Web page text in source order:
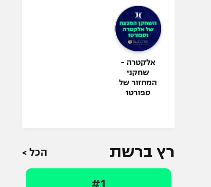
אלקטרה -
שחקני
המחזור של
ספורט1
רץ ברשת הכל >
#1